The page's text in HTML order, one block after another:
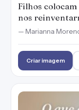
carinho que
— Marianna Moreno